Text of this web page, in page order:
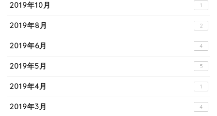
2019年10月 1
2019年8月 2
2019年6月 4
2019年5月 5
2019年4月 1
2019年3月 4